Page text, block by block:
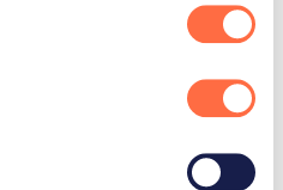
Florijn
Metsemakers